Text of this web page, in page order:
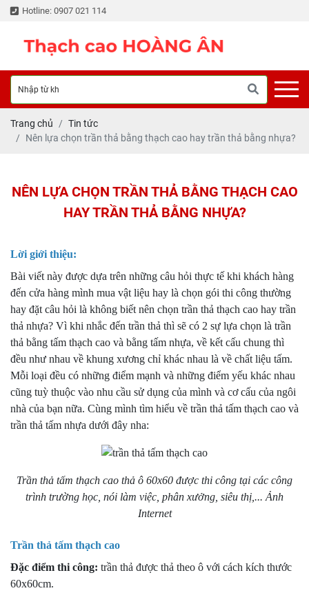
Hotline: 0907 021 114
Trang chủ
Tin tức
Nên lựa chọn trần thả bằng thạch cao hay trần thả bằng nhựa?
NÊN LỰA CHỌN TRẦN THẢ BẰNG THẠCH CAO
HAY TRẦN THẢ BẰNG NHỰA?
Lời giới thiệu:
Bài viết này được dựa trên những câu hỏi thực tế khi khách hàng
đến cửa hàng mình mua vật liệu hay là chọn gói thi công thường
hay đặt câu hỏi là không biết nên chọn trần thả thạch cao hay trần
thả nhựa? Vì khi nhắc đến trần thả thì sẽ có 2 sự lựa chọn là trần
thả bằng tấm thạch cao và bằng tấm nhựa, về kết cấu chung thì
đều như nhau về khung xương chỉ khác nhau là về chất liệu tấm.
Mỗi loại đều có những điểm mạnh và những điểm yếu khác nhau
cũng tuỳ thuộc vào nhu cầu sử dụng của mình và cơ cấu của ngôi
nhà của bạn nữa. Cùng mình tìm hiểu về trần thả tấm thạch cao và
trần thả tấm nhựa dưới đây nha:
Trần thả tấm thạch cao thả ô 60x60 được thi công tại các công
trình trường học, nói làm việc, phân xưởng, siêu thị,... Ảnh
Internet
Trần thả tấm thạch cao
Đặc điểm thi công: trần thả được thả theo ô với cách kích thước
60x60cm.